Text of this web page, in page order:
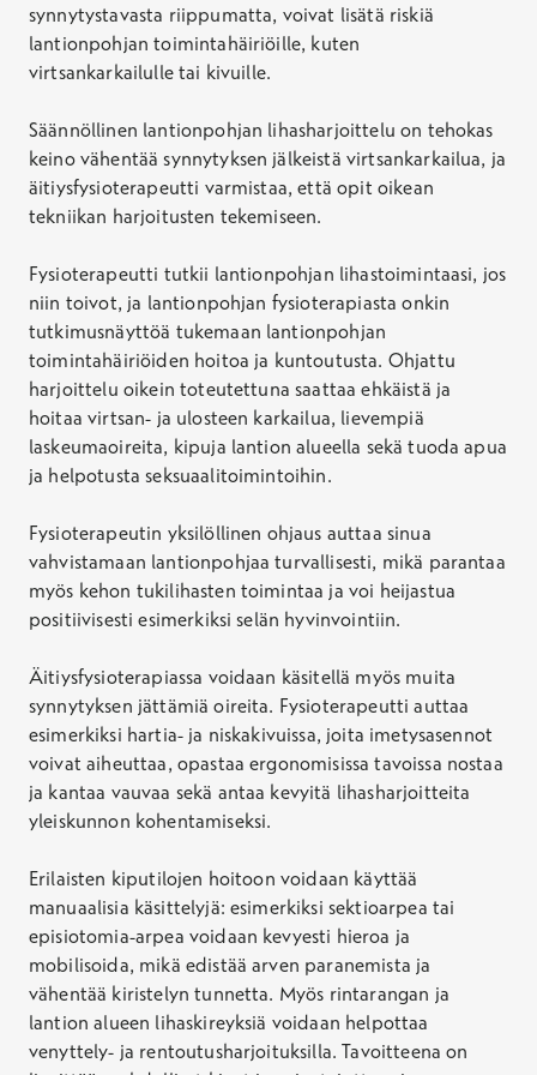
synnytystavasta riippumatta, voivat lisätä riskiä
lantionpohjan toimintahäiriöille, kuten
virtsankarkailulle tai kivuille.
Säännöllinen lantionpohjan lihasharjoittelu on tehokas
keino vähentää synnytyksen jälkeistä virtsankarkailua, ja
äitiysfysioterapeutti varmistaa, että opit oikean
tekniikan harjoitusten tekemiseen.
Fysioterapeutti tutkii lantionpohjan lihastoimintaasi, jos
niin toivot, ja lantionpohjan fysioterapiasta onkin
tutkimusnäyttöä tukemaan lantionpohjan
toimintahäiriöiden hoitoa ja kuntoutusta. Ohjattu
harjoittelu oikein toteutettuna saattaa ehkäistä ja
hoitaa virtsan- ja ulosteen karkailua, lievempiä
laskeumaoireita, kipuja lantion alueella sekä tuoda apua
ja helpotusta seksuaalitoimintoihin.
Fysioterapeutin yksilöllinen ohjaus auttaa sinua
vahvistamaan lantionpohjaa turvallisesti, mikä parantaa
myös kehon tukilihasten toimintaa ja voi heijastua
positiivisesti esimerkiksi selän hyvinvointiin.
Äitiysfysioterapiassa voidaan käsitellä myös muita
synnytyksen jättämiä oireita. Fysioterapeutti auttaa
esimerkiksi hartia- ja niskakivuissa, joita imetysasennot
voivat aiheuttaa, opastaa ergonomisissa tavoissa nostaa
ja kantaa vauvaa sekä antaa kevyitä lihasharjoitteita
yleiskunnon kohentamiseksi.
Erilaisten kiputilojen hoitoon voidaan käyttää
manuaalisia käsittelyjä: esimerkiksi sektioarpea tai
episiotomia-arpea voidaan kevyesti hieroa ja
mobilisoida, mikä edistää arven paranemista ja
vähentää kiristelyn tunnetta. Myös rintarangan ja
lantion alueen lihaskireyksiä voidaan helpottaa
venyttely- ja rentoutusharjoituksilla. Tavoitteena on